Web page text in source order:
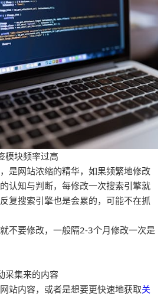
模块频率过高
是网站浓缩的精华，如果频繁地修改
认知与判断，每修改一次搜索引擎就
复搜索引擎也是会累的，可能不在抓
不要修改，一般隔2-3个月修改一次是
采集来的内容
站内容，或者是想要更快速地获取关